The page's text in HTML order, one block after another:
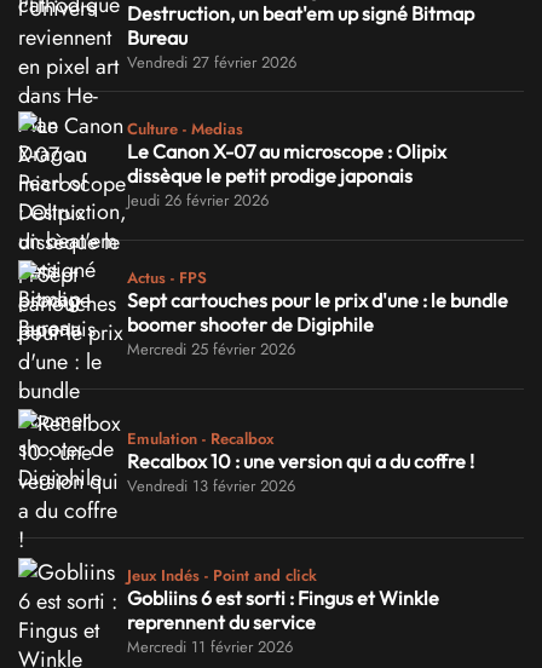
Destruction, un beat'em up signé Bitmap
Bureau
Vendredi 27 février 2026
Culture - Medias
Le Canon X-07 au microscope : Olipix
dissèque le petit prodige japonais
Jeudi 26 février 2026
Actus - FPS
Sept cartouches pour le prix d'une : le bundle
boomer shooter de Digiphile
Mercredi 25 février 2026
Emulation - Recalbox
Recalbox 10 : une version qui a du coffre !
Vendredi 13 février 2026
Jeux Indés - Point and click
Gobliins 6 est sorti : Fingus et Winkle
reprennent du service
Mercredi 11 février 2026